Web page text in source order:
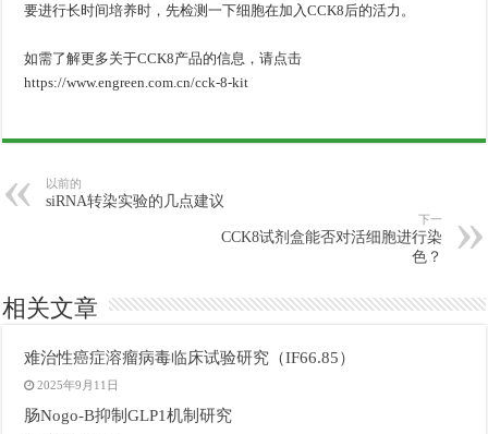
要进行长时间培养时，先检测一下细胞在加入CCK8后的活力。
如需了解更多关于CCK8产品的信息，请点击
https://www.engreen.com.cn/cck-8-kit
以前的
siRNA转染实验的几点建议
下一
CCK8试剂盒能否对活细胞进行染
色？
相关文章
难治性癌症溶瘤病毒临床试验研究（IF66.85）
2025年9月11日
肠Nogo-B抑制GLP1机制研究